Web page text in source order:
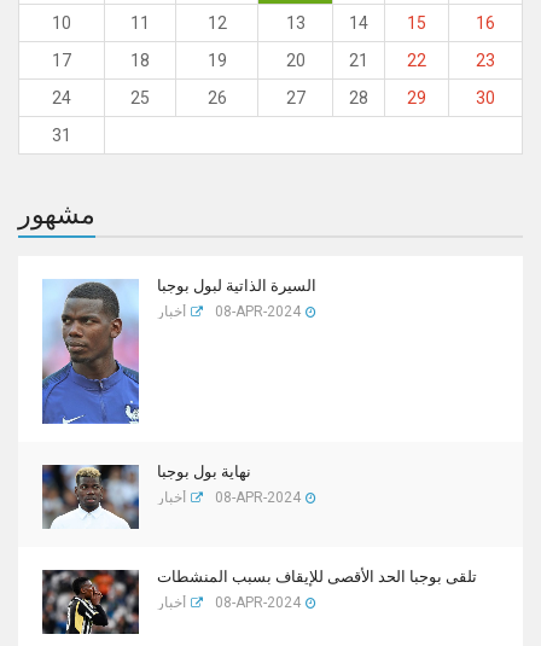
10
11 12 13 14 15
16
17
18 19 20 21 22
23
24
25 26 27 28 29
30
31
مشهور
السيرة الذاتية لبول بوجبا
أخبار 08-APR-2024
نهاية بول بوجبا
أخبار 08-APR-2024
تلقى بوجبا الحد الأقصى للإيقاف بسبب المنشطات
أخبار 08-APR-2024